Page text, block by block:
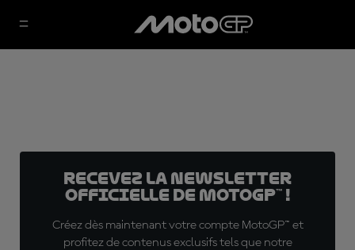
Recevez la Newsletter
officielle de MotoGP™ !
Créez dès maintenant votre compte MotoGP™ et
profitez de contenus exclusifs tels que notre